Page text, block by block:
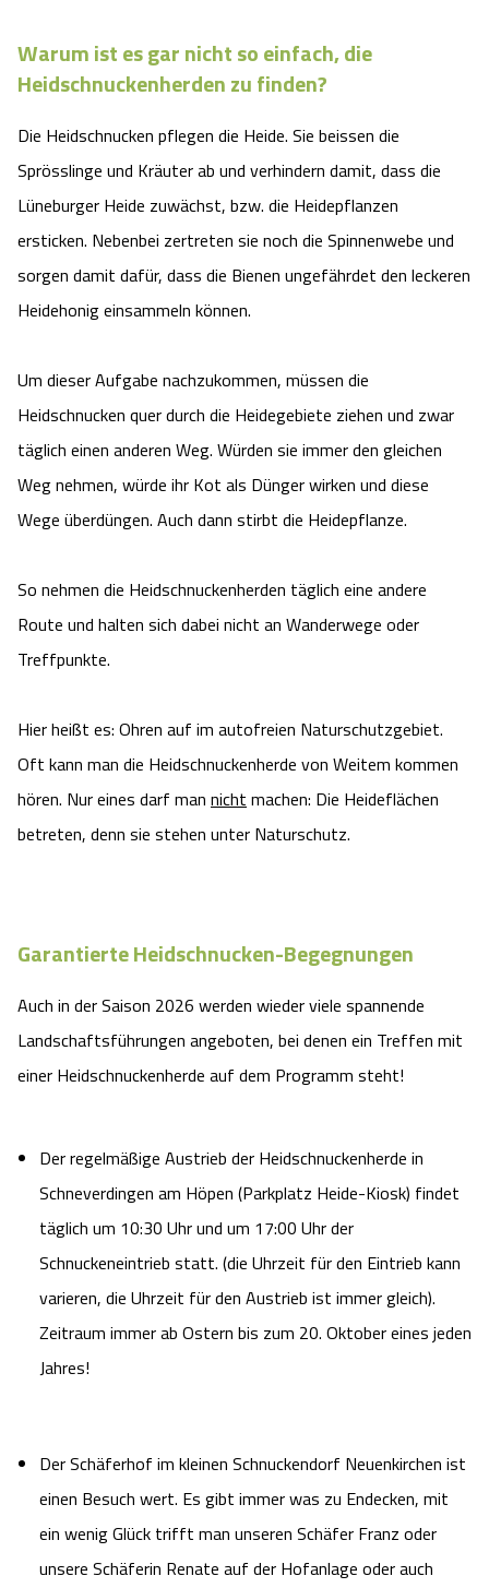
Urlaub auf dem Bauernhof
Urlaub mit Hund
Last Minute
Anreise
Shop
Angebote
Kontakt
Kutschen
Regionale Küche
Tiere
HeideSpezialitäten
Urlaub mit Hund
Urlaub auf dem Bauernhof
Landschaftsführungen
Wildpark Schwarze Berge
Wildpark Müden
Snow World Bispingen
Das verrückte Haus
Abenteuerland Trampolin-Park
Battle Kart Bispingen
Adventure District Bispingen
Ausflugsziele
Shopping Celle
Unterkünfte Celle
Veranstaltungen & Führungen Celle
Warum ist es gar nicht so einfach, die
Heidschnuckenherden zu finden?
Die Heidschnucken pflegen die Heide. Sie beissen die
Sprösslinge und Kräuter ab und verhindern damit, dass die
Lüneburger Heide zuwächst, bzw. die Heidepflanzen
ersticken. Nebenbei zertreten sie noch die Spinnenwebe und
sorgen damit dafür, dass die Bienen ungefährdet den leckeren
Heidehonig einsammeln können.
Um dieser Aufgabe nachzukommen, müssen die
Heidschnucken quer durch die Heidegebiete ziehen und zwar
täglich einen anderen Weg. Würden sie immer den gleichen
Weg nehmen, würde ihr Kot als Dünger wirken und diese
Wege überdüngen. Auch dann stirbt die Heidepflanze.
So nehmen die Heidschnuckenherden täglich eine andere
Route und halten sich dabei nicht an Wanderwege oder
Treffpunkte.
Hier heißt es: Ohren auf im autofreien Naturschutzgebiet.
Oft kann man die Heidschnuckenherde von Weitem kommen
hören. Nur eines darf man nicht machen: Die Heideflächen
betreten, denn sie stehen unter Naturschutz.
Garantierte Heidschnucken-Begegnungen
Auch in der Saison 2026 werden wieder viele spannende
Landschaftsführungen angeboten, bei denen ein Treffen mit
einer Heidschnuckenherde auf dem Programm steht!
Der regelmäßige Austrieb der Heidschnuckenherde in
Schneverdingen am Höpen (Parkplatz Heide-Kiosk) findet
täglich um 10:30 Uhr und um 17:00 Uhr der
Schnuckeneintrieb statt. (die Uhrzeit für den Eintrieb kann
varieren, die Uhrzeit für den Austrieb ist immer gleich).
Zeitraum immer ab Ostern bis zum 20. Oktober eines jeden
Jahres!
Der Schäferhof im kleinen Schnuckendorf Neuenkirchen ist
einen Besuch wert. Es gibt immer was zu Endecken, mit
ein wenig Glück trifft man unseren Schäfer Franz oder
unsere Schäferin Renate auf der Hofanlage oder auch